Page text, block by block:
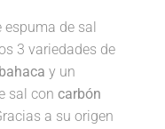
espuma de sal
3 variedades de
y un
sal con carbón
a su origen